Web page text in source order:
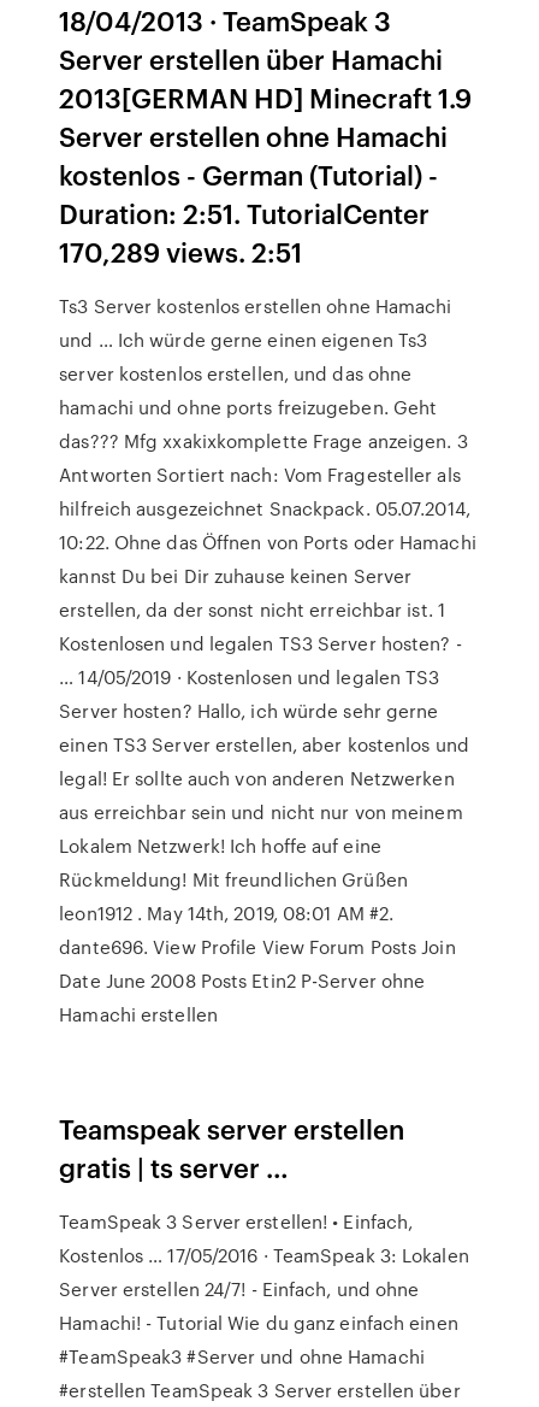
18/04/2013 · TeamSpeak 3
Server erstellen über Hamachi
2013[GERMAN HD] Minecraft 1.9
Server erstellen ohne Hamachi
kostenlos - German (Tutorial) -
Duration: 2:51. TutorialCenter
170,289 views. 2:51
Ts3 Server kostenlos erstellen ohne Hamachi
und … Ich würde gerne einen eigenen Ts3
server kostenlos erstellen, und das ohne
hamachi und ohne ports freizugeben. Geht
das??? Mfg xxakixkomplette Frage anzeigen. 3
Antworten Sortiert nach: Vom Fragesteller als
hilfreich ausgezeichnet Snackpack. 05.07.2014,
10:22. Ohne das Öffnen von Ports oder Hamachi
kannst Du bei Dir zuhause keinen Server
erstellen, da der sonst nicht erreichbar ist. 1
Kostenlosen und legalen TS3 Server hosten? -
… 14/05/2019 · Kostenlosen und legalen TS3
Server hosten? Hallo, ich würde sehr gerne
einen TS3 Server erstellen, aber kostenlos und
legal! Er sollte auch von anderen Netzwerken
aus erreichbar sein und nicht nur von meinem
Lokalem Netzwerk! Ich hoffe auf eine
Rückmeldung! Mit freundlichen Grüßen
leon1912 . May 14th, 2019, 08:01 AM #2.
dante696. View Profile View Forum Posts Join
Date June 2008 Posts Etin2 P-Server ohne
Hamachi erstellen
Teamspeak server erstellen
gratis | ts server …
TeamSpeak 3 Server erstellen! • Einfach,
Kostenlos … 17/05/2016 · TeamSpeak 3: Lokalen
Server erstellen 24/7! - Einfach, und ohne
Hamachi! - Tutorial Wie du ganz einfach einen
#TeamSpeak3 #Server und ohne Hamachi
#erstellen TeamSpeak 3 Server erstellen über